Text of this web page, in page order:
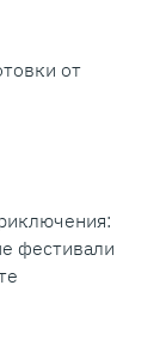
от
фестивали